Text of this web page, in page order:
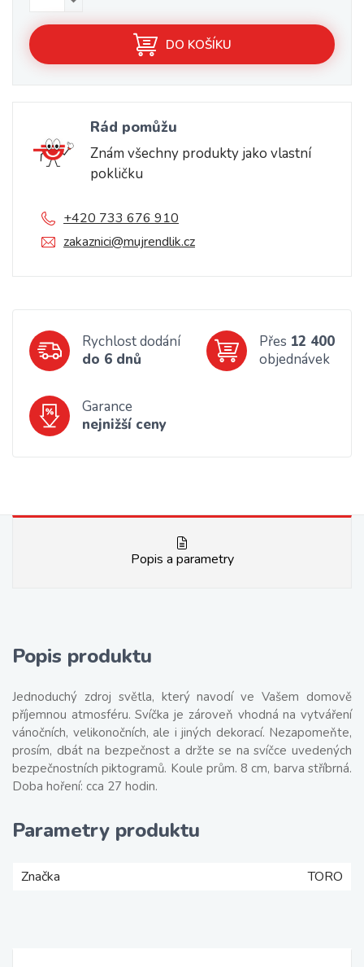
DO KOŠÍKU
Rád pomůžu
Znám všechny produkty jako vlastní
pokličku
+420 733 676 910
zakaznici@mujrendlik.cz
Rychlost dodání
do 6 dnů
Přes 12 400
objednávek
Garance
nejnižší ceny
Popis a parametry
Popis produktu
Jednoduchý zdroj světla, který navodí ve Vašem domově
příjemnou atmosféru. Svíčka je zároveň vhodná na vytváření
vánočních, velikonočních, ale i jiných dekorací. Nezapomeňte,
prosím, dbát na bezpečnost a držte se na svíčce uvedených
bezpečnostních piktogramů. Koule prům. 8 cm, barva stříbrná.
Doba hoření: cca 27 hodin.
Parametry produktu
Značka TORO